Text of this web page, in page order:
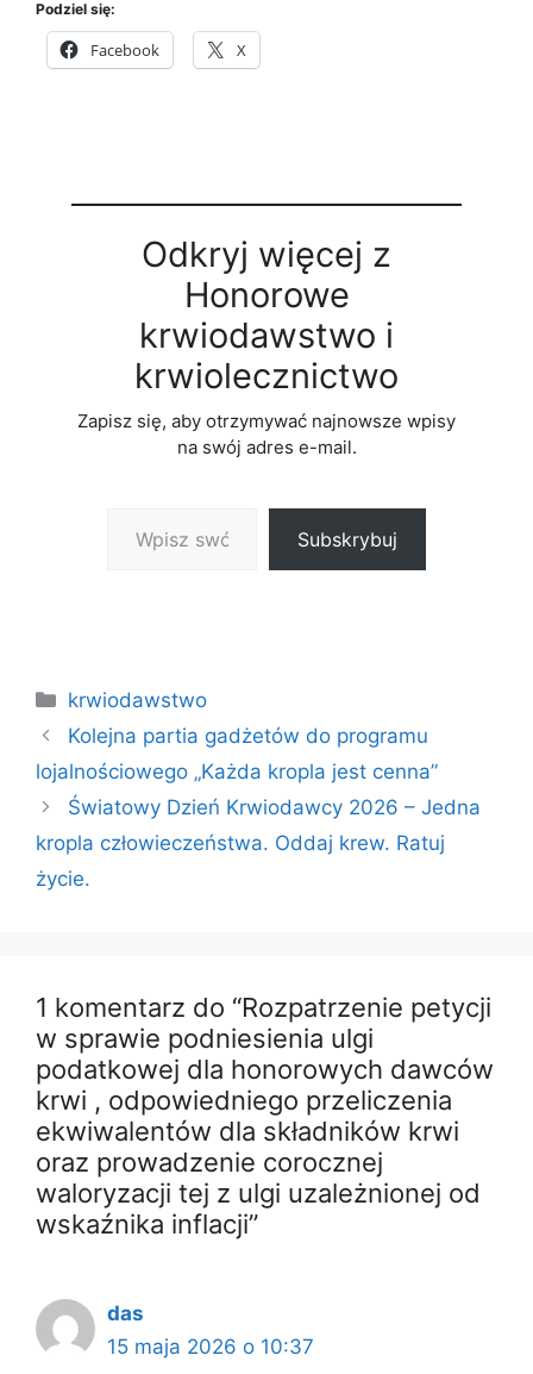
Podziel się:
Facebook X
Odkryj więcej z
Honorowe
krwiodawstwo i
krwiolecznictwo
Zapisz się, aby otrzymywać najnowsze wpisy
na swój adres e-mail.
Subskrybuj
Kategorie
krwiodawstwo
Kolejna partia gadżetów do programu
lojalnościowego „Każda kropla jest cenna”
Światowy Dzień Krwiodawcy 2026 – Jedna
kropla człowieczeństwa. Oddaj krew. Ratuj
życie.
1 komentarz do “Rozpatrzenie petycji
w sprawie podniesienia ulgi
podatkowej dla honorowych dawców
krwi , odpowiedniego przeliczenia
ekwiwalentów dla składników krwi
oraz prowadzenie corocznej
waloryzacji tej z ulgi uzależnionej od
wskaźnika inflacji”
das
15 maja 2026 o 10:37